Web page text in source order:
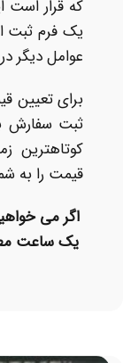
که قرار است
یک فرم ثبت
عوامل دیگر
برای تعیین
ثبت سفارش
کوتاهترین
قیمت را به
اگر می
یک ساعت